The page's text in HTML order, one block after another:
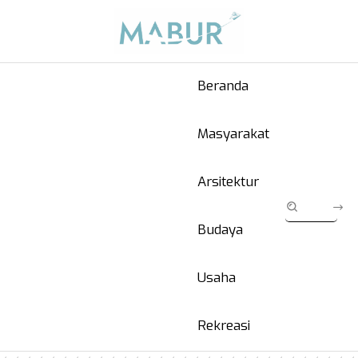
Beranda
Masyarakat
Arsitektur
Budaya
Usaha
Rekreasi